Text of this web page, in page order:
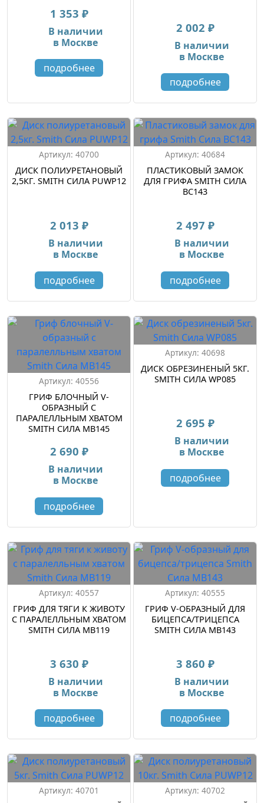
1 353 ₽
В наличии
в Москве
подробнее
2 002 ₽
В наличии
в Москве
подробнее
Артикул: 40700
ДИСК ПОЛИУРЕТАНОВЫЙ
2,5КГ. SMITH СИЛА PUWP12
2 013 ₽
В наличии
в Москве
подробнее
Артикул: 40684
ПЛАСТИКОВЫЙ ЗАМОК
ДЛЯ ГРИФА SMITH СИЛА
BC143
2 497 ₽
В наличии
в Москве
подробнее
Артикул: 40556
ГРИФ БЛОЧНЫЙ V-
ОБРАЗНЫЙ С
ПАРАЛЕЛЛЬНЫМ ХВАТОМ
SMITH СИЛА MB145
2 690 ₽
В наличии
в Москве
подробнее
Артикул: 40698
ДИСК ОБРЕЗИНЕНЫЙ 5КГ.
SMITH СИЛА WP085
2 695 ₽
В наличии
в Москве
подробнее
Артикул: 40557
ГРИФ ДЛЯ ТЯГИ К ЖИВОТУ
С ПАРАЛЕЛЛЬНЫМ ХВАТОМ
SMITH СИЛА MB119
3 630 ₽
В наличии
в Москве
подробнее
Артикул: 40555
ГРИФ V-ОБРАЗНЫЙ ДЛЯ
БИЦЕПСА/ТРИЦЕПСА
SMITH СИЛА MB143
3 860 ₽
В наличии
в Москве
подробнее
Артикул: 40701
Артикул: 40702